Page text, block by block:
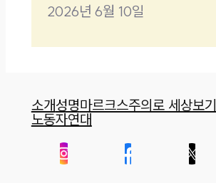
2026년 6월 10일
소개성명마르크스주의로 세상보기
노동자연대